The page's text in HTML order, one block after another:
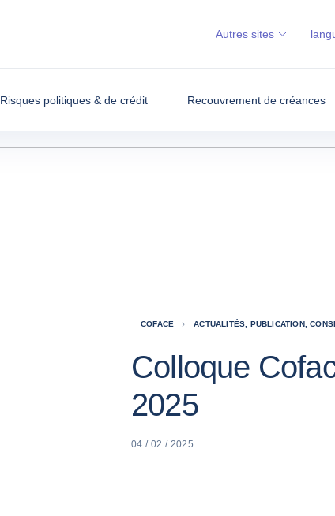
Risques politiques & de crédit Recouvrement de créances
Autres sites
COFACE ACTUALITÉS, PUBLICATION,
Colloque
2025
04 / 02 / 2025